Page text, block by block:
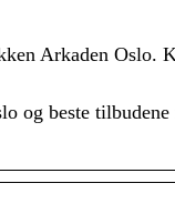
Arkaden Oslo.
og beste